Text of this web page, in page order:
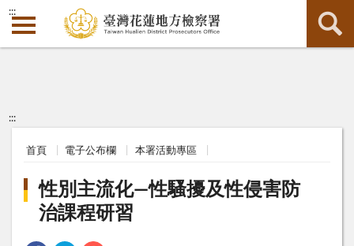
:::
:::
首頁 電子公布欄 本署活動專區
性別主流化—性騷擾及性侵害防
治課程研習